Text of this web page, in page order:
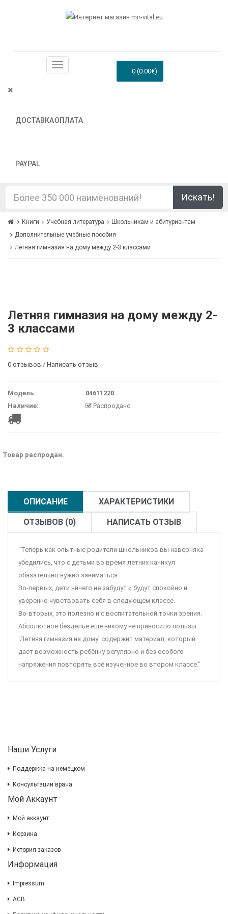
ДОСТАВКАОПЛАТА
PAYPAL
0 (0.00€)
Искать!
Книги Учебная литература
Школьникам и абитуриентам
Дополнительные учебные пособия
Летняя гимназия на дому между 2-3 классами
Летняя гимназия на дому между 2-
3 классами
0 отзывов / Написать отзыв
Модель:
04611220
Наличие:
Распродано
Товар распродан.
ОПИСАНИЕ ХАРАКТЕРИСТИКИ
ОТЗЫВОВ (0) НАПИСАТЬ ОТЗЫВ
"Теперь как опытные родители школьников вы наверняка
убедились, что с детьми во время летних каникул
обязательно нужно заниматься.
Во-первых, дети ничего не забудут и будут спокойно и
уверенно чувствовать себя в следующем классе.
Во-вторых, это полезно и с воспитательной точки зрения.
Абсолютное безделье ещё никому не приносило пользы.
'Летняя гимназия на дому' содержит материал, который
даст возможность ребёнку регулярно и без особого
напряжения повторять всё изученное во втором классе."
Наши Услуги
Поддержка на немецком
Консультации врача
Мой Аккаунт
Мой аккаунт
Корзина
История заказов
Информация
Impressum
AGB